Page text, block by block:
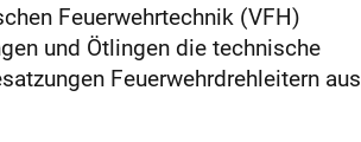
Feuerwehrtechnik (VFH)
und Ötlingen die technische
Feuerwehrdrehleitern aus